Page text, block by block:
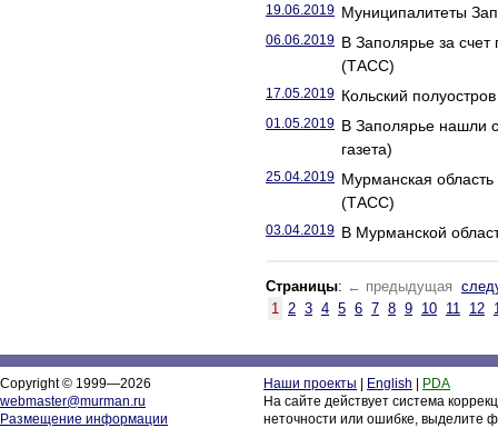
19.06.2019 Муниципалитеты
06.06.2019 В Заполярье за
(ТАСС)
17.05.2019 Кольский
01.05.2019 В Заполярье нашли
газета)
25.04.2019 Мурманская
(ТАСС)
03.04.2019 В Мурманской
Страницы: ← предыдущая
1 2 3 4 5 6 7 8 9 10 11 12
Copyright © 1999—2026
webmaster@murman.ru
Размещение информации
Наши проекты English
PDA
На сайте действует система
неточности или ошибке, выделите